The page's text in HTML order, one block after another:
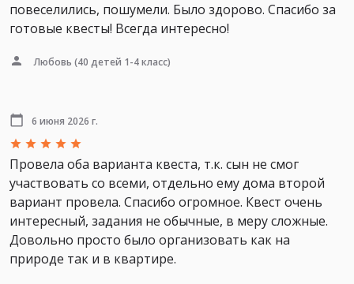
повеселились, пошумели. Было здорово. Спасибо за
готовые квесты! Всегда интересно!
Любовь (40 детей 1-4 класс)
6 июня 2026 г.
Провела оба варианта квеста, т.к. сын не смог
участвовать со всеми, отдельно ему дома второй
вариант провела. Спасибо огромное. Квест очень
интересный, задания не обычные, в меру сложные.
Довольно просто было организовать как на
природе так и в квартире.